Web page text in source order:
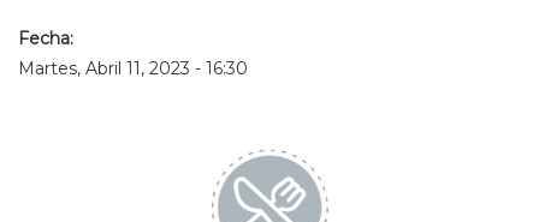
Fecha:
Martes, Abril 11, 2023 - 16:30